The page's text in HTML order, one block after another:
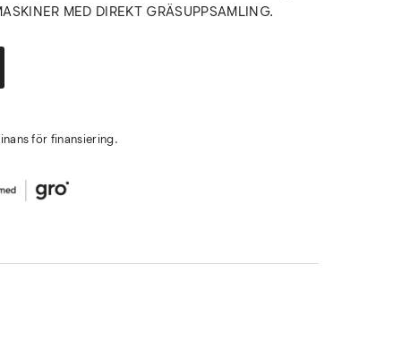
MED DIREKT GRÄSUPPSAMLING.
för finansiering.